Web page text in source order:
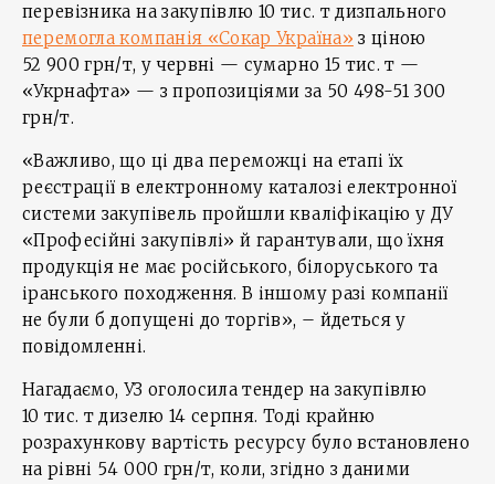
перевізника на закупівлю 10 тис. т дизпального
перемогла компанія «Сокар Україна» з ціною
52 900 грн/т, у червні — сумарно 15 тис. т —
«Укрнафта» — з пропозиціями за 50 498-51 300
грн/т.
«Важливо, що ці два переможці на етапі їх
реєстрації в електронному каталозі електронної
системи закупівель пройшли кваліфікацію у ДУ
«Професійні закупівлі» й гарантували, що їхня
продукція не має російського, білоруського та
іранського походження. В іншому разі компанії
не були б допущені до торгів», – йдеться у
повідомленні.
Нагадаємо, УЗ оголосила тендер на закупівлю
10 тис. т дизелю 14 серпня. Тоді крайню
розрахункову вартість ресурсу було встановлено
на рівні 54 000 грн/т, коли, згідно з даними